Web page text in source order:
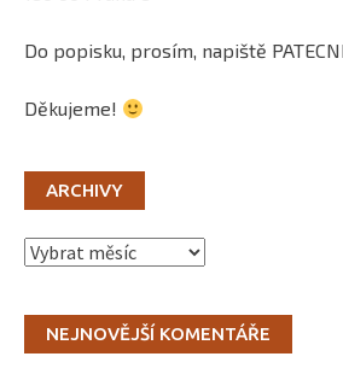
Do popisku, prosím, napiště
Děkujeme!
ARCHIVY
Archivy
NEJNOVĚJŠÍ KOMENTÁŘE